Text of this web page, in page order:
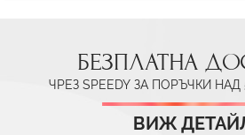
БЕЗПЛАТНА
ЧРЕЗ SPEEDY ЗА ПОРЪЧКИ НАД
ВИЖ